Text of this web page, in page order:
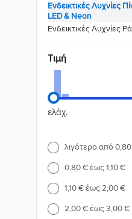
Ενδεικτικές Λυχνίες
LED & Neon
Ενδεικτικές Λυχνίες
Τιμή
ελάχ.
λιγότερο από
0,80 € έως 1,10 €
1,10 € έως 2,00 €
2,00 € έως 3,00 €